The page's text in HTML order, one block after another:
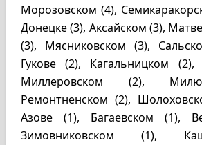
Морозовском (4),
Донецке (3), Аксайском (3),
(3), Мясниковском (3),
Гукове (2), Кагальницком
Миллеровском (2),
Ремонтненском (2),
Азове (1), Багаевском (1),
Зимовниковском (1),